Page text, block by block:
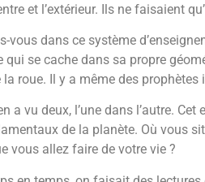
et l’extérieur. Ils ne faisaient
vous dans ce système
qui se cache dans sa propre
la roue. Il y a même des
a vu deux, l’une dans l’autre.
de la planète. Où vous
vous allez faire de votre vie ?